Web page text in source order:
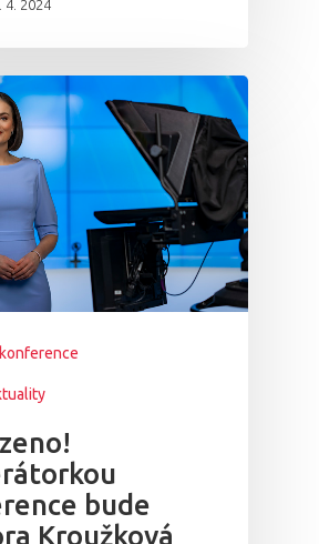
4. 2024
konference
bude
Kroužková